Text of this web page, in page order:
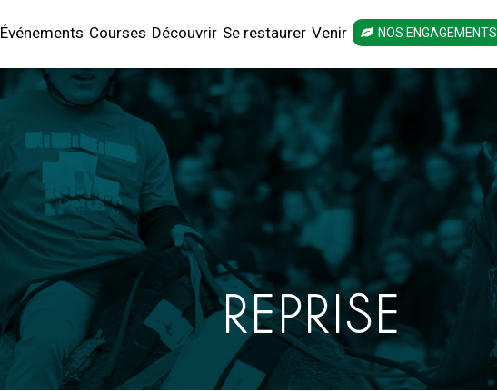
Événements Courses Découvrir Se restaurer Venir NOS ENGAGEMENTS
REPRISE